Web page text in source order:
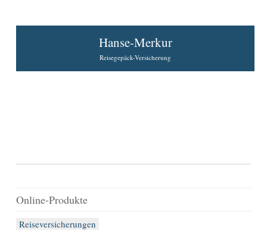
Hanse-Merkur
Reisegepäck-Versicherung
Online-Produkte
Reiseversicherungen